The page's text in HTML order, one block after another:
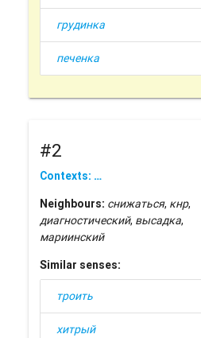
грудинка
печенка
#2
Contexts: …
Neighbours: снижаться, кнр,
диагностический, высадка,
мариинский
Similar senses:
троить
хитрый